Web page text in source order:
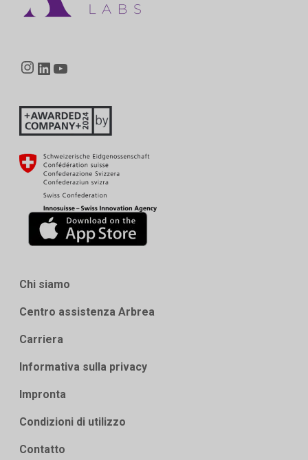
Instagram
LinkedIn
Chi siamo
Centro assistenza Arbrea
Carriera
Informativa sulla privacy
Impronta
Condizioni di utilizzo
Contatto